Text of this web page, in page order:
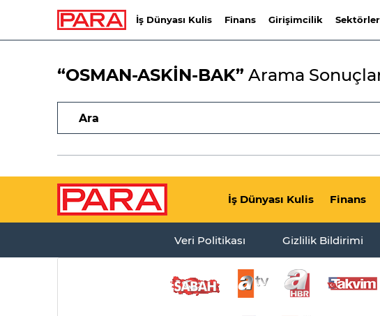
İş Dünyası Kulis Finans Girişimcilik Sektörler
“OSMAN-ASKİN-BAK” Arama
İş Dünyası Kulis Finans
Veri Politikası Gizlilik Bildirimi